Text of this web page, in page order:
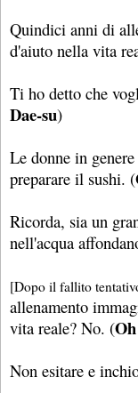
Quindici anni di
d'aiuto nella vita
Ti ho detto che
Dae-su)
Le donne in
preparare il sushi. (
Ricorda, sia un
nell'acqua
[Dopo il fallito
allenamento
vita reale? No. (
Non esitare e